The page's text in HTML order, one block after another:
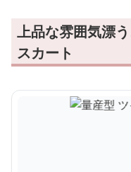
上品な雰囲気漂
スカート